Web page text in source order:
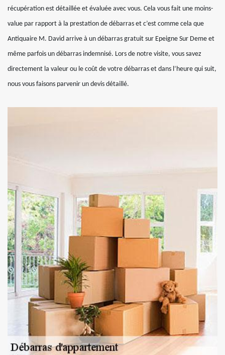
récupération est détaillée et évaluée avec vous. Cela vous fait une moins-
value par rapport à la prestation de débarras et c’est comme cela que
Antiquaire M. David arrive à un débarras gratuit sur Epeigne Sur Deme et
même parfois un débarras indemnisé. Lors de notre visite, vous savez
directement la valeur ou le coût de votre débarras et dans l’heure qui suit,
nous vous faisons parvenir un devis détaillé.